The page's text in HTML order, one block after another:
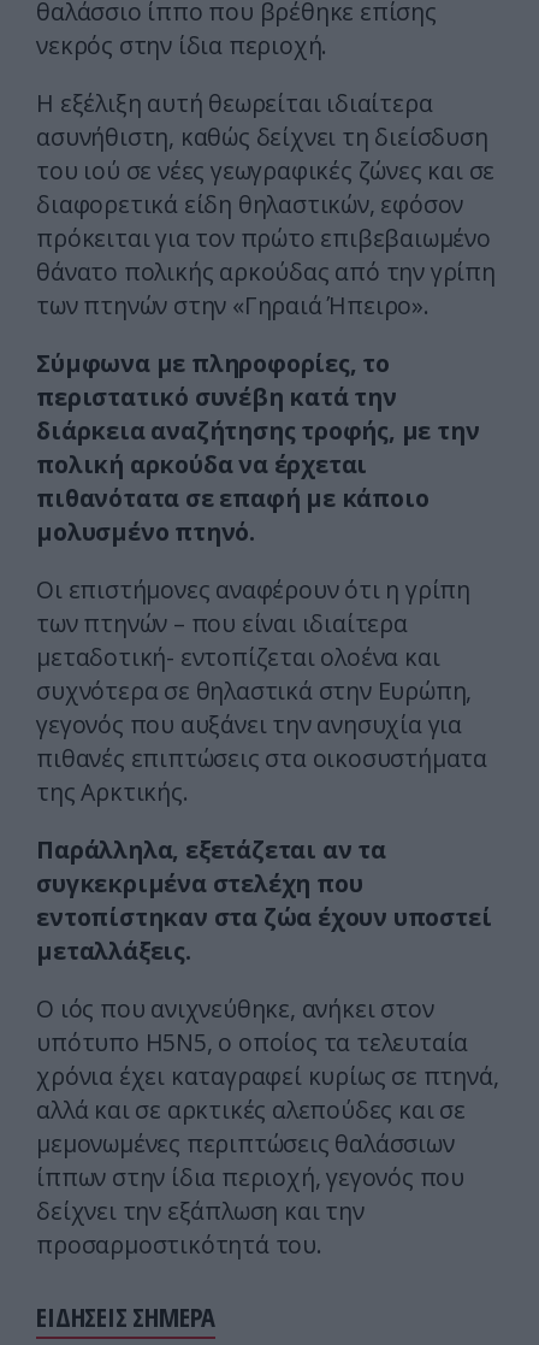
θαλάσσιο ίππο που βρέθηκε επίσης
νεκρός στην ίδια περιοχή.
Η εξέλιξη αυτή θεωρείται ιδιαίτερα
ασυνήθιστη, καθώς δείχνει τη διείσδυση
του ιού σε νέες γεωγραφικές ζώνες και σε
διαφορετικά είδη θηλαστικών, εφόσον
πρόκειται για τον πρώτο επιβεβαιωμένο
θάνατο πολικής αρκούδας από την γρίπη
των πτηνών στην «Γηραιά Ήπειρο».
Σύμφωνα με πληροφορίες, το
περιστατικό συνέβη κατά την
διάρκεια αναζήτησης τροφής, με την
πολική αρκούδα να έρχεται
πιθανότατα σε επαφή με κάποιο
μολυσμένο πτηνό.
Οι επιστήμονες αναφέρουν ότι η γρίπη
των πτηνών – που είναι ιδιαίτερα
μεταδοτική- εντοπίζεται ολοένα και
συχνότερα σε θηλαστικά στην Ευρώπη,
γεγονός που αυξάνει την ανησυχία για
πιθανές επιπτώσεις στα οικοσυστήματα
της Αρκτικής.
Παράλληλα, εξετάζεται αν τα
συγκεκριμένα στελέχη που
εντοπίστηκαν στα ζώα έχουν υποστεί
μεταλλάξεις.
Ο ιός που ανιχνεύθηκε, ανήκει στον
υπότυπο H5N5, ο οποίος τα τελευταία
χρόνια έχει καταγραφεί κυρίως σε πτηνά,
αλλά και σε αρκτικές αλεπούδες και σε
μεμονωμένες περιπτώσεις θαλάσσιων
ίππων στην ίδια περιοχή, γεγονός που
δείχνει την εξάπλωση και την
προσαρμοστικότητά του.
ΕΙΔΗΣΕΙΣ ΣΗΜΕΡΑ